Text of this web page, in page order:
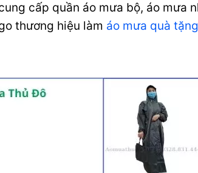
cấp quần áo mưa bộ, áo mưa
thương hiệu làm áo mưa quà tặng